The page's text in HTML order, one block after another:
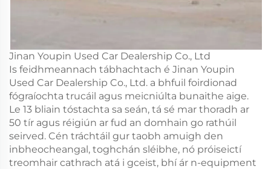
Jinan Youpin Used Car Dealership Co., Ltd
Is feidhmeannach tábhachtach é Jinan Youpin
Used Car Dealership Co., Ltd. a bhfuil foirdionad
fógraíochta trucáil agus meicniúlta bunaithe aige.
Le 13 bliain tóstachta sa seán, tá sé mar thoradh ar
50 tír agus réigiún ar fud an domhain go rathúil
seirved. Cén tráchtáil gur taobh amuigh den
inbheocheangal, toghchán sléibhe, nó próiseictí
treomhair cathrach atá i gceist, bhí ár n-equipment